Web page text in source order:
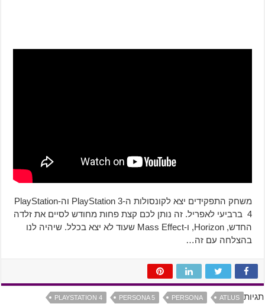
משחק התפקידים יצא לקונסולות ה-PlayStation 3 וה-PlayStation
4 ברביעי לאפריל. זה נותן לכם קצת פחות מחודש לסיים את זלדה
החדש, Horizon, ו-Mass Effect שעוד לא יצא בכלל. שיהיה לנו
בהצלחה עם זה…
תגיות ATLUS
PERSONA
PERSONA 5
PLAYSTATION 4